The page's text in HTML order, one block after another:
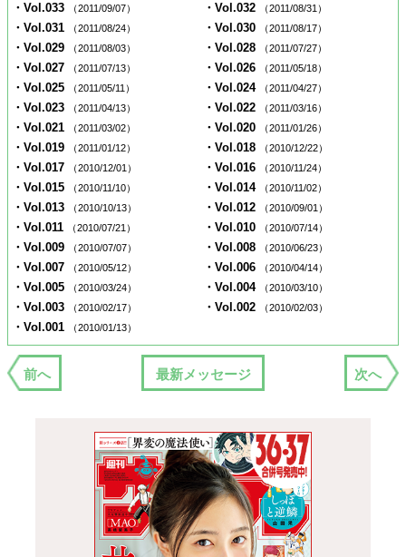
・Vol.033 （2011/09/07） ・Vol.032 （2011/08/31）
・Vol.031 （2011/08/24） ・Vol.030 （2011/08/17）
・Vol.029 （2011/08/03） ・Vol.028 （2011/07/27）
・Vol.027 （2011/07/13） ・Vol.026 （2011/05/18）
・Vol.025 （2011/05/11） ・Vol.024 （2011/04/27）
・Vol.023 （2011/04/13） ・Vol.022 （2011/03/16）
・Vol.021 （2011/03/02） ・Vol.020 （2011/01/26）
・Vol.019 （2011/01/12） ・Vol.018 （2010/12/22）
・Vol.017 （2010/12/01） ・Vol.016 （2010/11/24）
・Vol.015 （2010/11/10） ・Vol.014 （2010/11/02）
・Vol.013 （2010/10/13） ・Vol.012 （2010/09/01）
・Vol.011 （2010/07/21） ・Vol.010 （2010/07/14）
・Vol.009 （2010/07/07） ・Vol.008 （2010/06/23）
・Vol.007 （2010/05/12） ・Vol.006 （2010/04/14）
・Vol.005 （2010/03/24） ・Vol.004 （2010/03/10）
・Vol.003 （2010/02/17） ・Vol.002 （2010/02/03）
・Vol.001 （2010/01/13）
前へ 最新メッセージ 次へ